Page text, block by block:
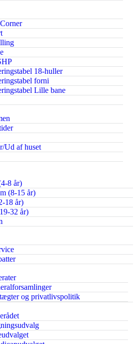
18-huller
forni
Lille bane
Ud af huset
8 år)
(8-15 år)
18 år)
32 år)
og privatlivspolitik